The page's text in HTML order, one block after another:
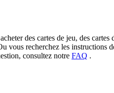
des cartes de jeu, des
vous recherchez les
consultez notre FAQ .